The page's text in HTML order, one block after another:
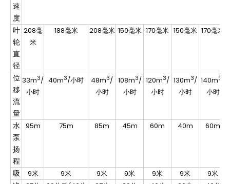
速
度
叶
轮
直
径
208毫
米
188毫米 208毫米 150毫米 170毫米 150毫米 170毫米
位
移
流
量
33m3/
小时
40m3/小时 48m3/
小时
108m3/
小时
120m3/
小时
130m3/
小时
140m3
小时
水
泵
扬
程
95m 75m 85m 45m 60m 40m 60m
吸 9米 9米 9米 9米 9米 9米 9米